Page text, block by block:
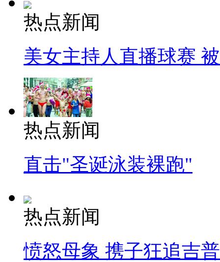
热点新闻
美女主持人直播球赛
热点新闻
直击"圣诞泳装裸跑"
热点新闻
愤怒母象 携子狂追吉